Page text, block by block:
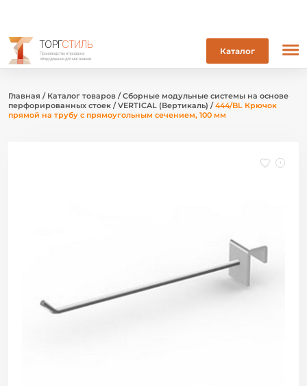
ТОРГСТИЛЬ
Производство и продажа
оборудования для магазинов
Каталог
Главная / Каталог товаров /Сборные модульные системы на основе
перфорированных стоек /VERTICAL (Вертикаль) /444/BL Крючок
прямой на трубу с прямоугольным сечением, 100 мм